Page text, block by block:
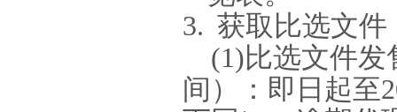
3. 获取比选文件
(1)比选文件
间）：即日起至